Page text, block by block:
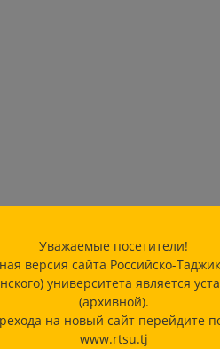
Уважаемые посетители!
версия сайта Российско-
университета является
(архивной).
на новый сайт перейдите
www.rtsu.tj